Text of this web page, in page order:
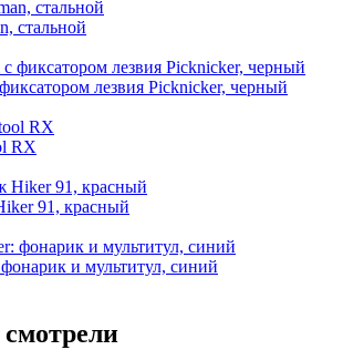
стальной
лезвия Picknicker, черный
RX
91, красный
и мультитул, синий